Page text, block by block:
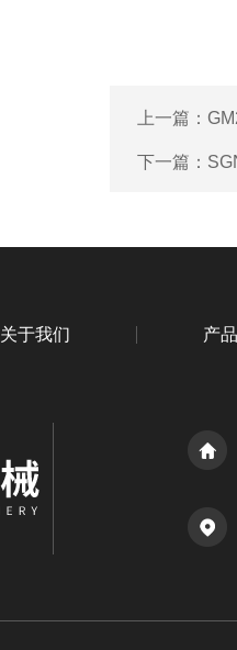
上一篇：
下一篇：
关于我们 产